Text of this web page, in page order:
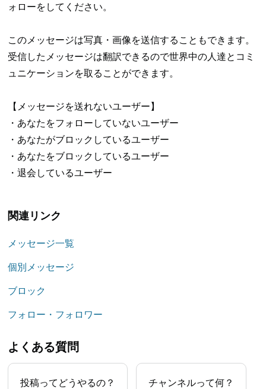
ォローをしてください。
このメッセージは写真・画像を送信することもできます。
受信したメッセージは翻訳できるので世界中の人達とコミ
ュニケーションを取ることができます。
【メッセージを送れないユーザー】
・あなたをフォローしていないユーザー
・あなたがブロックしているユーザー
・あなたをブロックしているユーザー
・退会しているユーザー
関連リンク
メッセージ一覧
個別メッセージ
ブロック
フォロー・フォロワー
よくある質問
投稿ってどうやるの？ チャンネルって何？